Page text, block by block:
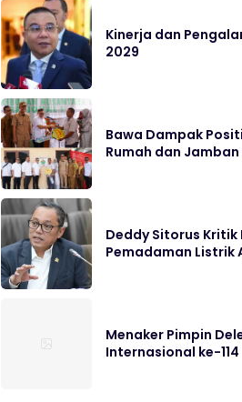
Kinerja dan
2029
Bawa Dampak
Rumah dan
Deddy Sitorus
Pemadaman Listrik
Menaker Pimpin
Internasional ke-114